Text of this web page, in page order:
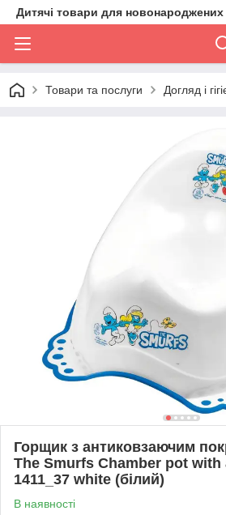
Дитячі товари для новонароджених
Товари та послуги Догляд і
Горщик з антиковзаючим
The Smurfs Chamber pot
1411_37 white (білий)
В наявності